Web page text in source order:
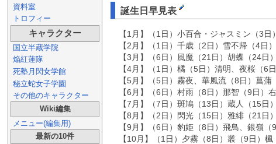
資料室
トロフィー
キャラクター
国立半蔵学院
焔紅蓮隊
死塾月閃女学館
秘立蛇女子学園
その他のキャラクター
Wiki編集
メニュー(編集用)
最新の10件
誕生日早見表
【1月】（1日）小百合・ジャスミン（3
【2月】（1日）千歳（2日）雪不帰（4
【3月】（6日）風魔（21日）胡蝶（24
【4月】（1日）橘（5日）清明、夜桜（
【5月】（5日）霧夜、華風流（8日）菖
【6月】（6日）村雨（8日）那智（9日
【7月】（7日）斑鳩（13日）蔵人（15
【8月】（2日）閃光（15日）雅緋（21日
【9月】（6日）豹姫（8日）飛鳥、銀嶺
【10月】（1日）夕霧（8日）叢（9日）